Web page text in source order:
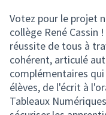
Votez pour le projet
collège René Cassin
réussite de tous à
cohérent, articulé
complémentaires
élèves, de l'écrit à
Tableaux